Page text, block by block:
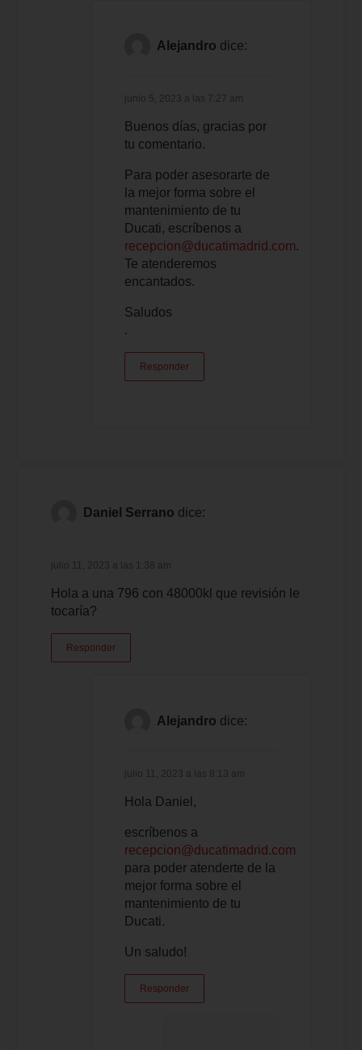
Alejandro dice:
junio 5, 2023 a las 7:27 am
Buenos días, gracias por
tu comentario.
Para poder asesorarte de
la mejor forma sobre el
mantenimiento de tu
Ducati, escríbenos a
recepcion@ducatimadrid.com.
Te atenderemos
encantados.
Saludos
.
Responder
Daniel Serrano dice:
julio 11, 2023 a las 1:38 am
Hola a una 796 con 48000kl que revisión le
tocaría?
Responder
Alejandro dice:
julio 11, 2023 a las 8:13 am
Hola Daniel,
escríbenos a
recepcion@ducatimadrid.com
para poder atenderte de la
mejor forma sobre el
mantenimiento de tu
Ducati.
Un saludo!
Responder